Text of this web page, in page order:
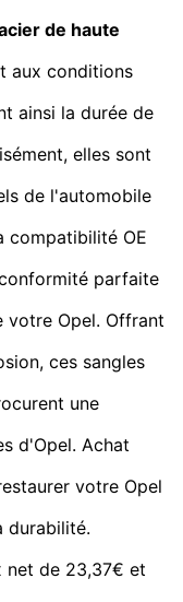
de haute
aux conditions
ainsi la durée de
elles sont
de l'automobile
compatibilité OE
parfaite
votre Opel. Offrant
ces sangles
une
d'Opel. Achat
votre Opel
durabilité.
net de 23,37€ et